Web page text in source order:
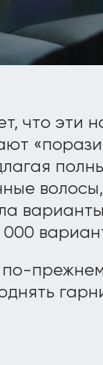
что эти
000